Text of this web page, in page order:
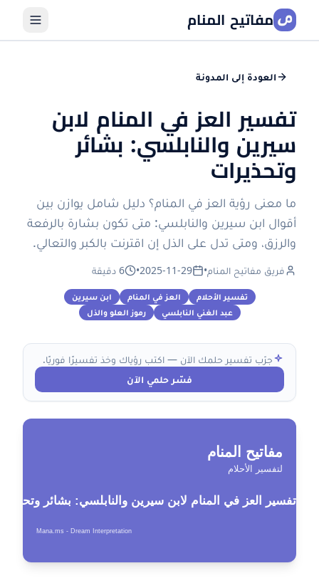
مفاتيح المنام
العودة إلى المدونة
تفسير العز في المنام لابن
سيرين والنابلسي: بشائر
وتحذيرات
ما معنى رؤية العز في المنام؟ دليل شامل يوازن بين
أقوال ابن سيرين والنابلسي: متى تكون بشارة بالرفعة
والرزق، ومتى تدل على الذل إن اقترنت بالكبر والتعالي.
فريق مفاتيح المنام•
2025-11-29
• 6 دقيقة
تفسير الأحلام العز في المنام
ابن سيرين
عبد الغني النابلسي
رموز العلو والذل
جرّب تفسير حلمك الآن — اكتب رؤياك وخذ تفسيرًا فوريًا.
فسّر حلمي الآن